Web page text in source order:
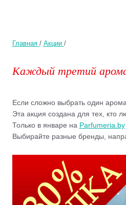
Главная / Акции /
Каждый третий
Если сложно выбрать один
Эта акция создана для тех, кто
Только в январе на Parfumeria.by
Выбирайте разные бренды,